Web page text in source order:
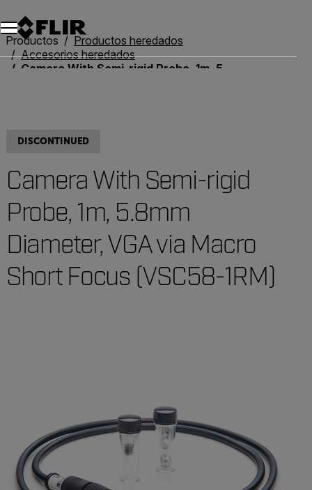
Unread messages
Modelo
Eliminar
artículos
artículo
Añadir al carro
Añadido al carro
Productos
Productos heredados
Accesorios heredados
Camera With Semi-rigid Probe, 1m, 5.8mm Diameter, VGA via Macro Short Focus (VSC58-1RM)
DISCONTINUED
Camera With Semi-rigid
Probe, 1m, 5.8mm
Diameter, VGA via Macro
Short Focus (VSC58-1RM)